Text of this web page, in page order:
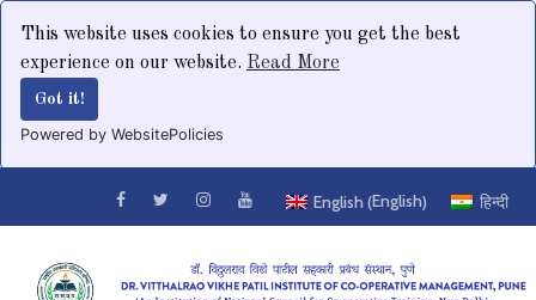
This website uses cookies to ensure you get the best
experience on our website. Read More
Got it!
Powered by WebsitePolicies
English (English) हिन्दी